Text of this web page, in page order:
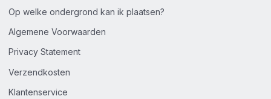
Op welke ondergrond kan ik plaatsen?
Algemene Voorwaarden
Privacy Statement
Verzendkosten
Klantenservice